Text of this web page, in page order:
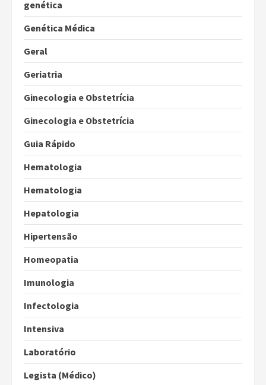
genética
Genética Médica
Geral
Geriatria
Ginecologia e Obstetrícia
Ginecologia e Obstetrícia
Guia Rápido
Hematologia
Hematologia
Hepatologia
Hipertensão
Homeopatia
Imunologia
Infectologia
Intensiva
Laboratório
Legista (Médico)